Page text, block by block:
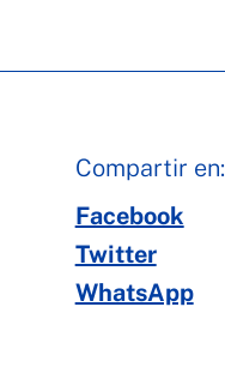
Compartir en:
Facebook
Twitter
WhatsApp